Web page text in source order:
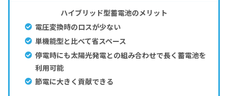
ハイブリッド型蓄電池のメリット
電圧変換時のロスが少ない
単機能型と比べて省スペース
停電時にも太陽光発電との組み合わせで長く蓄電池を
利用可能
節電に大きく貢献できる